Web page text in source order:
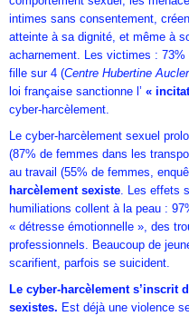
intimes sans consentement,
atteinte à sa dignité, et même à
acharnement. Les victimes : 73%
fille sur 4 (Centre Hubertine
loi française sanctionne l’ «
cyber-harcèlement.
Le cyber-harcèlement sexuel
(87% de femmes dans les
au travail (55% de femmes,
harcèlement sexiste. Les effets
humiliations collent à la peau :
« détresse émotionnelle », des
professionnels. Beaucoup de
scarifient, parfois se suicident.
Le cyber-harcèlement s’inscrit
sexistes. Est déjà une violence